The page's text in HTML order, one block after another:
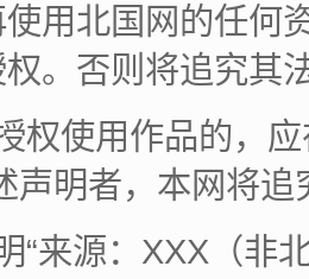
用北国网的任何
。否则将追究其
权使用作品的，
声明者，本网将
“来源：XXX（非